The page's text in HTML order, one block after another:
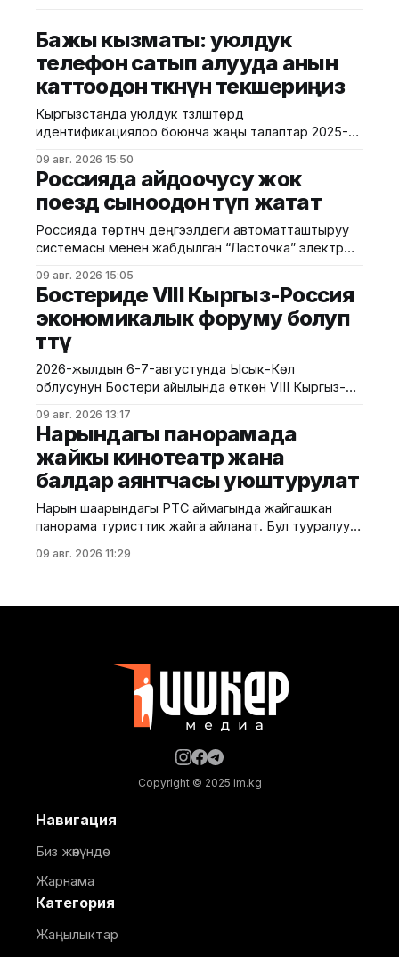
Бажы кызматы: уюлдук
телефон сатып алууда анын
каттоодон өткөнүн текшериңиз
Кыргызстанда уюлдук түзүлүштөрдү
идентификациялоо боюнча жаңы талаптар 2025-
байланыштуу Бажы кызматы жарандарды
смартфон сатып алууда анын расмий түрдө өлкөгө
киргизилгенине жана каттоодон өткөнүнө көңүл
максаты — уюлдук түзүлүштөрдүн мыйзамдуу
жүгүртүлүшүн камсыз кылуу, контрабандага бөгөт коюу
жана керектөөчүлөрдүн укугун коргоо.
09 авг. 2026 15:50
Россияда айдоочусу жок
поезд сыноодон өтүп жатат
Россияда төртүнчү деңгээлдеги автоматташтыруу
системасы менен жабдылган “Ласточка” электр
борбордук шакек темир жолунда (МЦК) өткөрүлүп
жатат. Бул тууралуу РИА-Новости маалымдады.
Билдирүүгө караганда, жаңы технологиянын өзгөчөлүгү
— поездди башкаруу үчүн анын ичинде машинисттин
болушу талап кылынбайт. Поезд өз алдынча
ылдамдап, тормоз басып, эшиктерди ачып-жабат.
Анын
09 авг. 2026 15:05
Бостериде VIII Кыргыз-Россия
экономикалык форуму болуп
өттү
2026-жылдын 6-7-августунда Ысык-Көл
облусунун Бостери айылында өткөн VIII Кыргыз-
чара Евразия өкмөттөр аралык кеңешинин
жыйынынын алкагында уюштурулуп, ага
Кыргызстан менен Россиянын мамлекеттик
органдарынын, бизнес ишканаларынын, өнүктүрүү
институттарынын жана эксперттик коомчулуктун
өкүлдөрү катышты. Форумдун биринчи күнүнүн
жыйынтыгында бир катар келишимдерге кол
09 авг. 2026 13:17
Нарындагы панорамада
жайкы кинотеатр жана
балдар аянтчасы уюштурулат
Нарын шаарындагы РТС аймагында жайгашкан
панорама туристтик жайга айланат. Бул тууралуу
ылайык, Нарындын мэри Жылдызбек Беккелдиев
09 авг. 2026 11:29
Copyright © 2025 im.kg
Навигация
Биз жөнүндө
Жарнама
Категория
Жаңылыктар